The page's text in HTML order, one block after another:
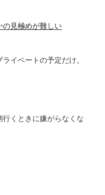
の見極めが難しい
イベートの予定だけ。
くときに嫌がらなくな